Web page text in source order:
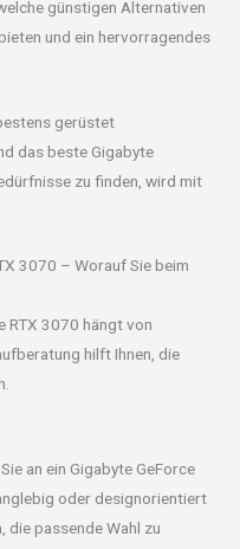
günstigen Alternativen
und ein hervorragendes
gerüstet
das beste Gigabyte
zu finden, wird mit
3070 – Worauf Sie beim
RTX 3070 hängt von
hilft Ihnen, die
an ein Gigabyte GeForce
oder designorientiert
die passende Wahl zu